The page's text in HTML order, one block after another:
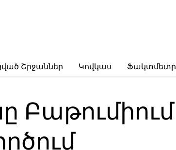
Շրջաններ Կովկաս Ֆակտմետր
Բաթումիում